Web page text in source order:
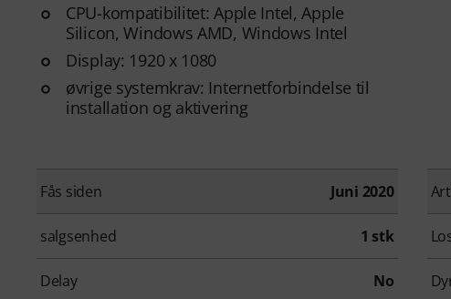
CPU-kompatibilitet: Apple Intel, Apple
Silicon, Windows AMD, Windows Intel
Display: 1920 x 1080
øvrige systemkrav: Internetforbindelse til
installation og aktivering
Fås siden Juni 2020
salgsenhed 1 stk
Delay No